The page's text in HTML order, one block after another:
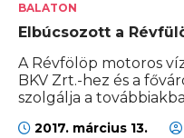
BALATON
Elbúcsozott a
A Révfölöp motoros
BKV Zrt.-hez és a
szolgálja a
2017. március 13.